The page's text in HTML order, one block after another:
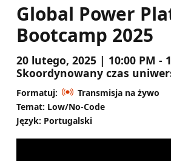
Global Power
Bootcamp 2025
20 lutego, 2025 | 10:00 PM -
Skoordynowany czas
Formatuj:
Transmisja na żywo
Temat: Low/No-Code
Język: Portugalski